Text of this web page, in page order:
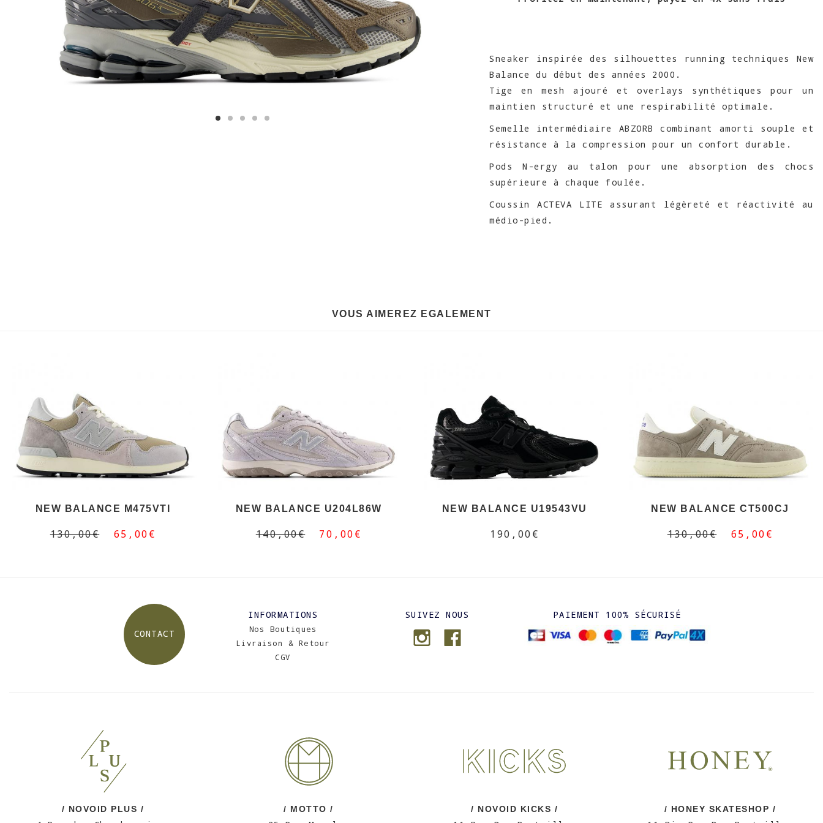
Sneaker inspirée des silhouettes running techniques New
Balance du début des années 2000.
Tige en mesh ajouré et overlays synthétiques pour un
maintien structuré et une respirabilité optimale.
Semelle intermédiaire ABZORB combinant amorti souple et
résistance à la compression pour un confort durable.
Pods N-ergy au talon pour une absorption des chocs
supérieure à chaque foulée.
Coussin ACTEVA LITE assurant légèreté et réactivité au
médio-pied.
VOUS AIMEREZ EGALEMENT
NEW BALANCE M475VTI
130,00€ 65,00€
NEW BALANCE U204L86W
140,00€ 70,00€
NEW BALANCE U19543VU
190,00€
NEW BALANCE CT500CJ
130,00€ 65,00€
CONTACT
INFORMATIONS
Nos Boutiques
Livraison & Retour
CGV
SUIVEZ NOUS PAIEMENT 100% SÉCURISÉ
/ NOVOID PLUS / / MOTTO / / NOVOID KICKS / / HONEY SKATESHOP /